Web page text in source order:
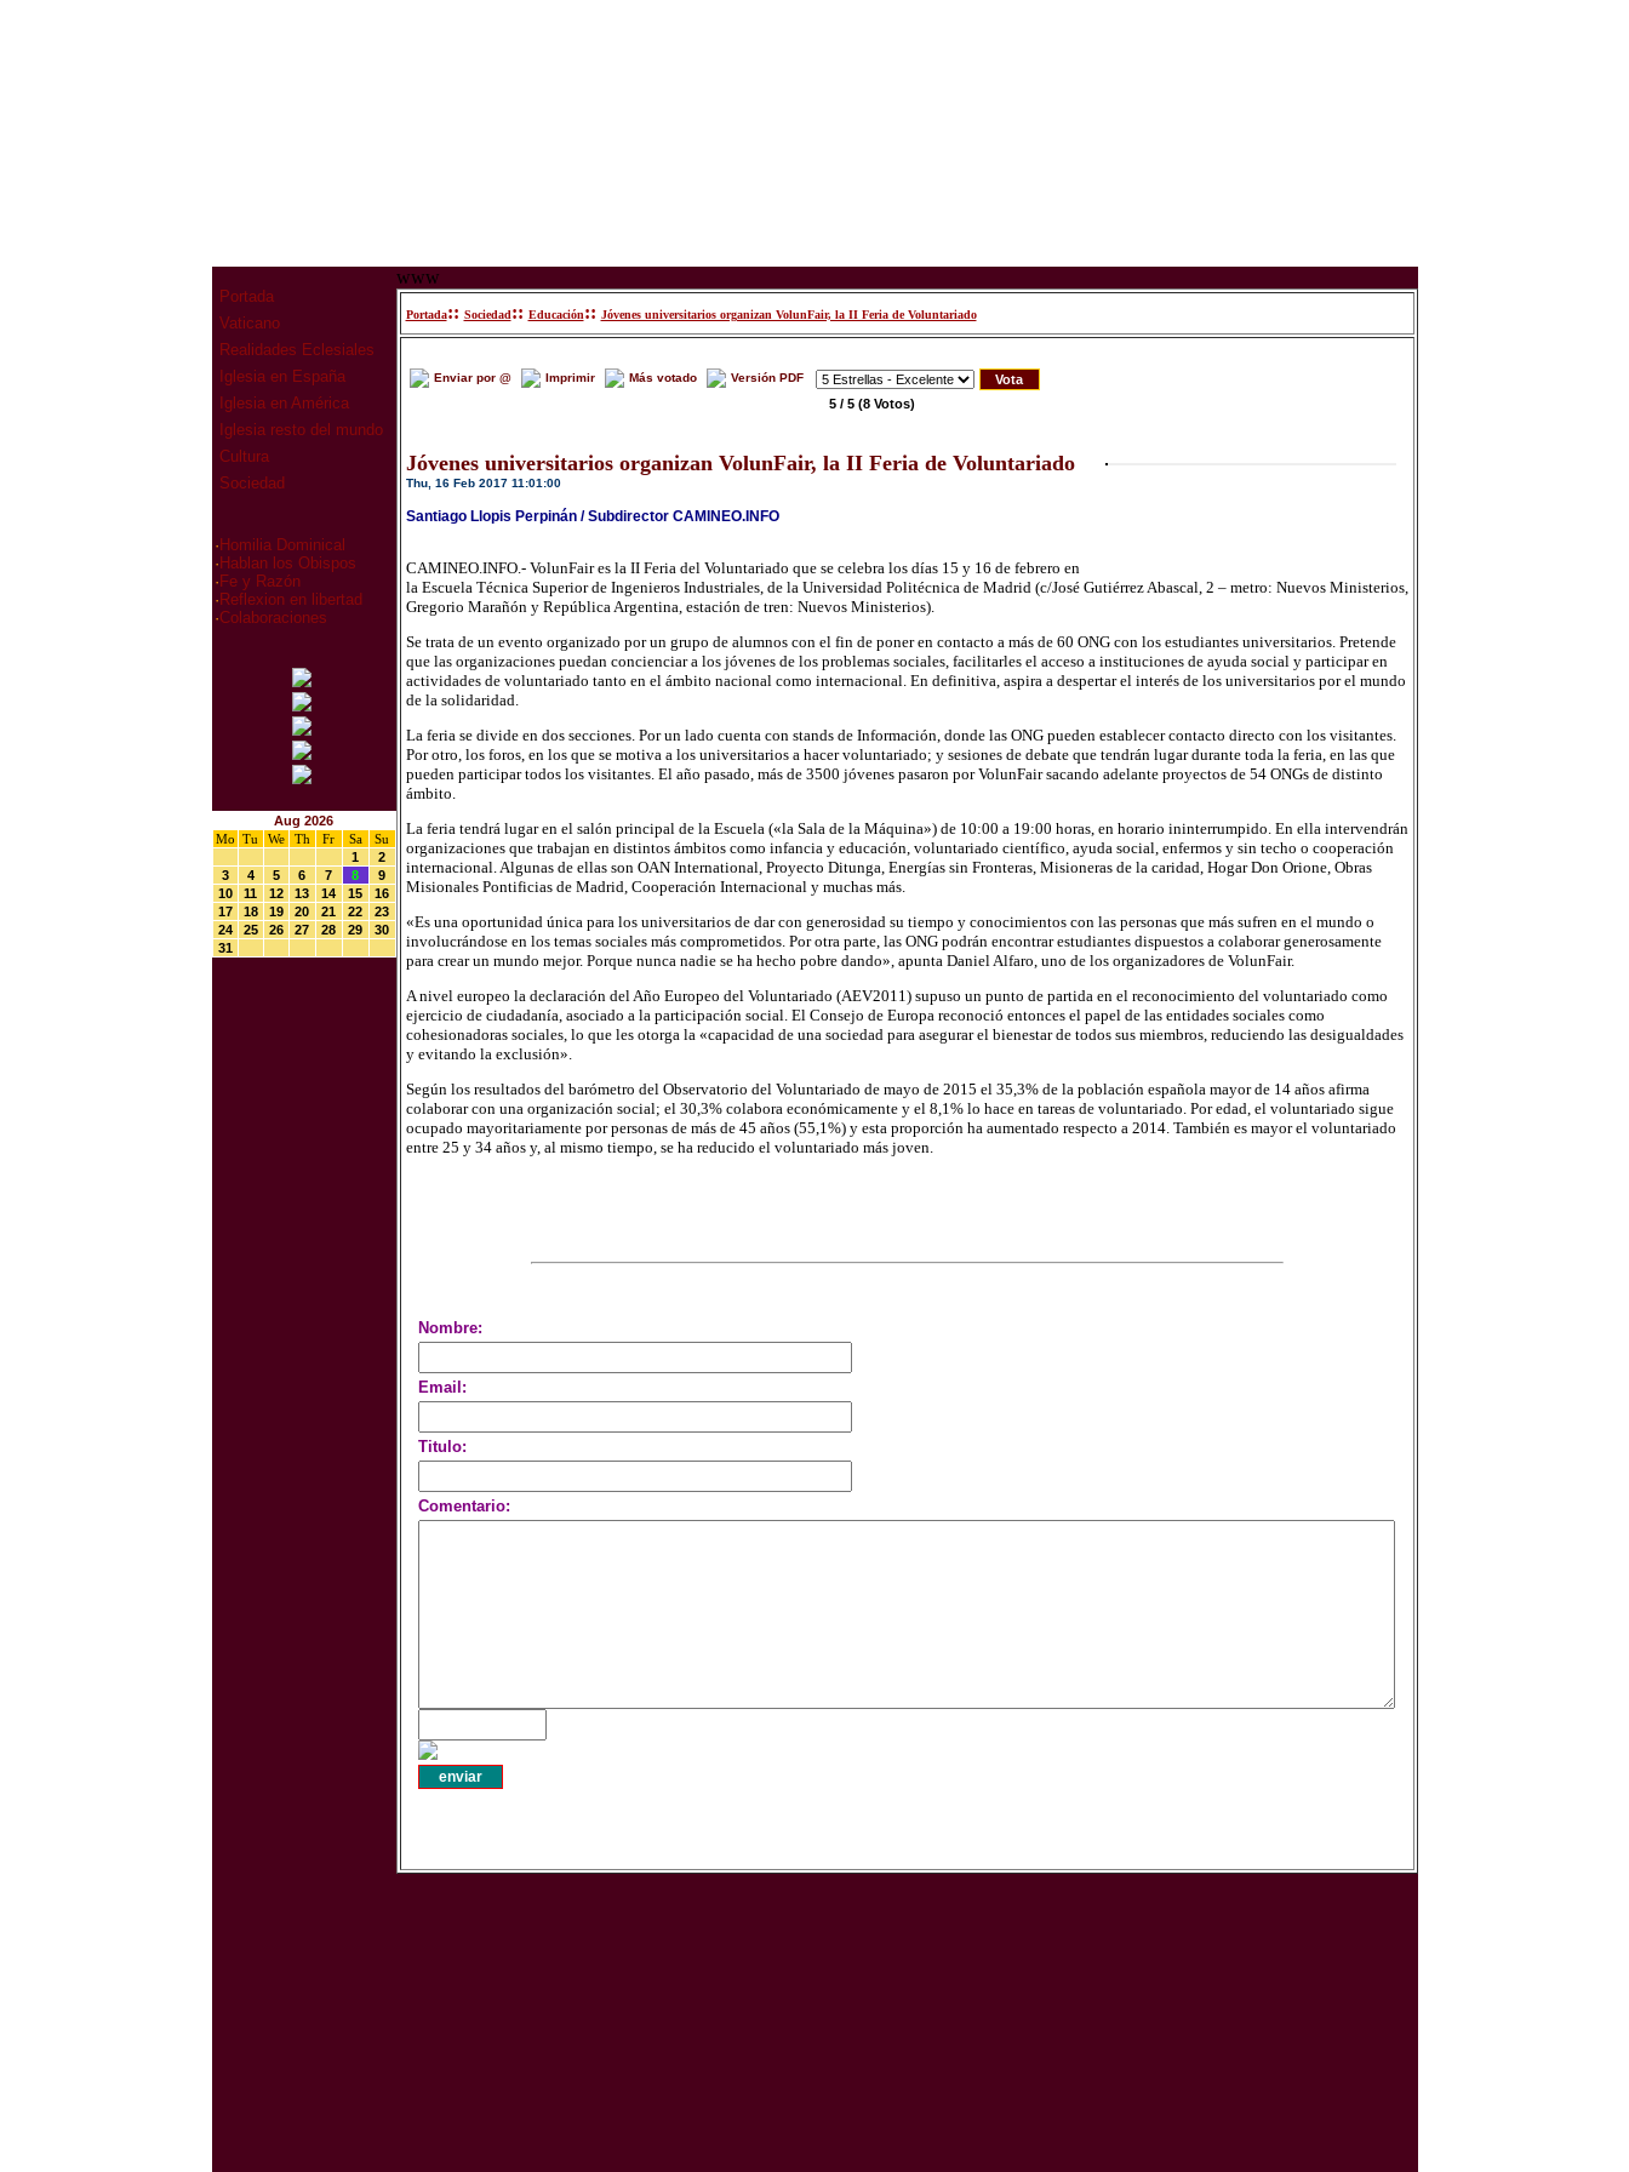
Portada
Vaticano
Realidades Eclesiales
Iglesia en España
Iglesia en América
Iglesia resto del mundo
Cultura
Sociedad
· Homilia Dominical
· Hablan los Obispos
· Fe y Razón
· Reflexion en libertad
·Colaboraciones
Aug 2026
Mo Tu We Th Fr Sa
Su
1
2
3
4 5 6 7 8
9
10
11 12 13 14 15
16
17
18 19 20 21 22
23
24
25 26 27 28 29
30
31
www
Portada:: Sociedad:: Educación:: Jóvenes universitarios organizan VolunFair, la II Feria de Voluntariado
Enviar por @ Imprimir Más votado Versión PDF
5 / 5 (8 Votos)
Jóvenes universitarios organizan VolunFair, la II Feria de Voluntariado
Thu, 16 Feb 2017 11:01:00
Santiago Llopis Perpinán / Subdirector CAMINEO.INFO
CAMINEO.INFO.- VolunFair es la II Feria del Voluntariado que se celebra los días 15 y 16 de febrero en
la Escuela Técnica Superior de Ingenieros Industriales, de la Universidad Politécnica de Madrid (c/José Gutiérrez Abascal, 2 – metro: Nuevos Ministerios,
Gregorio Marañón y República Argentina, estación de tren: Nuevos Ministerios).
Se trata de un evento organizado por un grupo de alumnos con el fin de poner en contacto a más de 60 ONG con los estudiantes universitarios. Pretende
que las organizaciones puedan concienciar a los jóvenes de los problemas sociales, facilitarles el acceso a instituciones de ayuda social y participar en
actividades de voluntariado tanto en el ámbito nacional como internacional. En definitiva, aspira a despertar el interés de los universitarios por el mundo
de la solidaridad.
La feria se divide en dos secciones. Por un lado cuenta con stands de Información, donde las ONG pueden establecer contacto directo con los visitantes.
Por otro, los foros, en los que se motiva a los universitarios a hacer voluntariado; y sesiones de debate que tendrán lugar durante toda la feria, en las que
pueden participar todos los visitantes. El año pasado, más de 3500 jóvenes pasaron por VolunFair sacando adelante proyectos de 54 ONGs de distinto
ámbito.
La feria tendrá lugar en el salón principal de la Escuela («la Sala de la Máquina») de 10:00 a 19:00 horas, en horario ininterrumpido. En ella intervendrán
organizaciones que trabajan en distintos ámbitos como infancia y educación, voluntariado científico, ayuda social, enfermos y sin techo o cooperación
internacional. Algunas de ellas son OAN International, Proyecto Ditunga, Energías sin Fronteras, Misioneras de la caridad, Hogar Don Orione, Obras
Misionales Pontificias de Madrid, Cooperación Internacional y muchas más.
«Es una oportunidad única para los universitarios de dar con generosidad su tiempo y conocimientos con las personas que más sufren en el mundo o
involucrándose en los temas sociales más comprometidos. Por otra parte, las ONG podrán encontrar estudiantes dispuestos a colaborar generosamente
para crear un mundo mejor. Porque nunca nadie se ha hecho pobre dando», apunta Daniel Alfaro, uno de los organizadores de VolunFair.
A nivel europeo la declaración del Año Europeo del Voluntariado (AEV2011) supuso un punto de partida en el reconocimiento del voluntariado como
ejercicio de ciudadanía, asociado a la participación social. El Consejo de Europa reconoció entonces el papel de las entidades sociales como
cohesionadoras sociales, lo que les otorga la «capacidad de una sociedad para asegurar el bienestar de todos sus miembros, reduciendo las desigualdades
y evitando la exclusión».
Según los resultados del barómetro del Observatorio del Voluntariado de mayo de 2015 el 35,3% de la población española mayor de 14 años afirma
colaborar con una organización social; el 30,3% colabora económicamente y el 8,1% lo hace en tareas de voluntariado. Por edad, el voluntariado sigue
ocupado mayoritariamente por personas de más de 45 años (55,1%) y esta proporción ha aumentado respecto a 2014. También es mayor el voluntariado
entre 25 y 34 años y, al mismo tiempo, se ha reducido el voluntariado más joven.
Nombre:
Email:
Titulo:
Comentario: